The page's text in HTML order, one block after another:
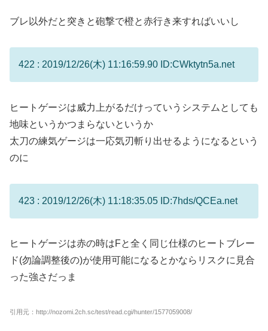
ブレ以外だと突きと砲撃で橙と赤行き来すればいいし
422 : 2019/12/26(木) 11:16:59.90 ID:CWktytn5a.net
ヒートゲージは威力上がるだけっていうシステムとしても
地味というかつまらないというか
太刀の練気ゲージは一応気刃斬り出せるようになるという
のに
423 : 2019/12/26(木) 11:18:35.05 ID:7hds/QCEa.net
ヒートゲージは赤の時はFと全く同じ仕様のヒートブレー
ド(勿論調整後の)が使用可能になるとかならリスクに見合
った強さだっま
引用元：http://nozomi.2ch.sc/test/read.cgi/hunter/1577059008/